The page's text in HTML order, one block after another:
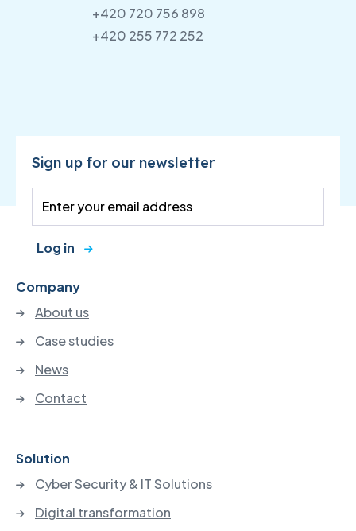
+420 720 756 898
+420 255 772 252
Sign up for our newsletter
Log in
Company
About us
Case studies
News
Contact
Solution
Cyber Security & IT Solutions
Digital transformation